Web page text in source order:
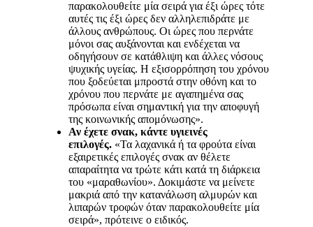
παρακολουθείτε μία σειρά για έξι ώρες τότε
αυτές τις έξι ώρες δεν αλληλεπιδράτε με
άλλους ανθρώπους. Οι ώρες που περνάτε
μόνοι σας αυξάνονται και ενδέχεται να
οδηγήσουν σε κατάθλιψη και άλλες νόσους
ψυχικής υγείας. Η εξισορρόπηση του χρόνου
που ξοδεύεται μπροστά στην οθόνη και το
χρόνου που περνάτε με αγαπημένα σας
πρόσωπα είναι σημαντική για την αποφυγή
της κοινωνικής απομόνωσης».
Αν έχετε σνακ, κάντε υγιεινές
επιλογές. «Τα λαχανικά ή τα φρούτα είναι
εξαιρετικές επιλογές σνακ αν θέλετε
απαραίτητα να τρώτε κάτι κατά τη διάρκεια
του «μαραθωνίου». Δοκιμάστε να μείνετε
μακριά από την κατανάλωση αλμυρών και
λιπαρών τροφών όταν παρακολουθείτε μία
σειρά», πρότεινε ο ειδικός.